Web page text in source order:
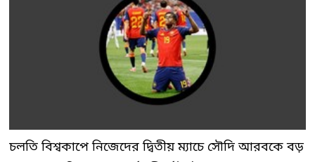
চলতি বিশ্বকাপে নিজেদের দ্বিতীয় ম্যাচে সৌদি আরবকে বড়